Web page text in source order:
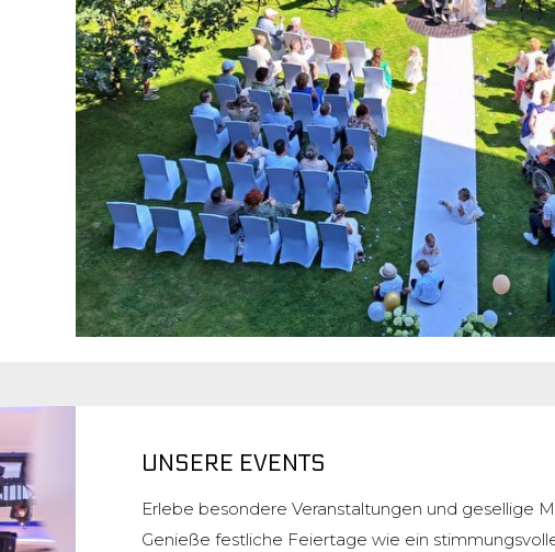
UNSERE EVENTS
Erlebe besondere Veranstaltungen und gesellige
Genieße festliche Feiertage wie ein